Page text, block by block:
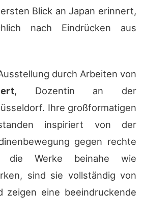
Blick an Japan erinnert,
nach Eindrücken aus
durch Arbeiten von
, Dozentin an der
Ihre großformatigen
inspiriert von der
gegen rechte
die Werke beinahe wie
sind sie vollständig von
zeigen eine beeindruckende